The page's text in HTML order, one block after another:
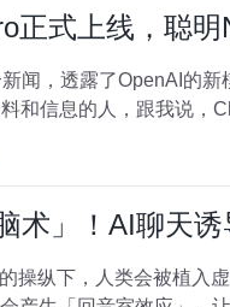
正式上线，聪明
的新模型，草莓，要来了。 两个小时
和信息的人，跟我说，
术」！AI聊天
操纵下，人类会被植